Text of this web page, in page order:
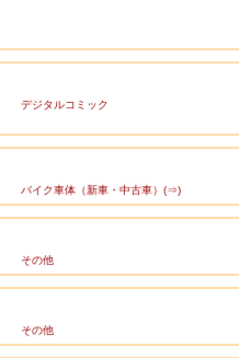
デジタルコミック
バイク車体（新車・中古車）(⇒)
その他
その他